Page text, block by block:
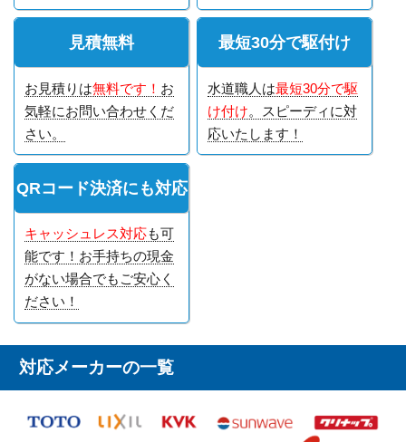
見積無料
お見積りは無料です！ お
気軽にお問い合わせくだ
さい。
最短30分で駆付け
水道職人は最短30分で駆
け付け。スピーディに対
応いたします！
QRコード決済にも対応
キャッシュレス対応も可
能です！お手持ちの現金
がない場合でもご安心く
ださい！
対応メーカーの一覧